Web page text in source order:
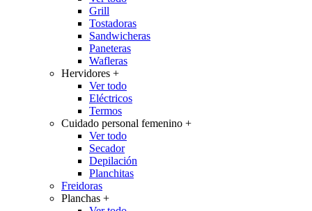
Grill
Tostadoras
Sandwicheras
Paneteras
Wafleras
Hervidores +
Ver todo
Eléctricos
Termos
Cuidado personal femenino +
Ver todo
Secador
Depilación
Planchitas
Freidoras
Planchas +